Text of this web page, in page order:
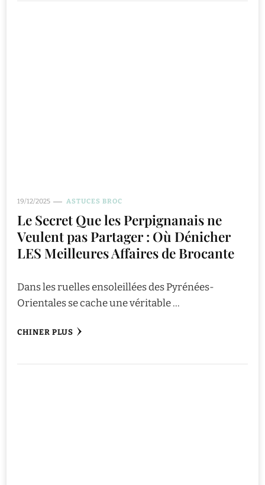
19/12/2025 ASTUCES BROC
Le Secret Que les Perpignanais ne
Veulent pas Partager : Où Dénicher
LES Meilleures Affaires de Brocante
Dans les ruelles ensoleillées des Pyrénées-
Orientales se cache une véritable …
CHINER PLUS